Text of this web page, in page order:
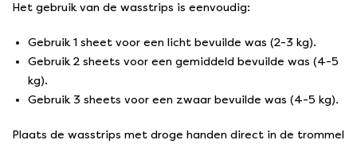
Het gebruik van de wasstrips is eenvoudig:
Gebruik 1 sheet voor een licht bevuilde was (2-3 kg).
Gebruik 2 sheets voor een gemiddeld bevuilde was (4-5
kg).
Gebruik 3 sheets voor een zwaar bevuilde was (4-5 kg).
Plaats de wasstrips met droge handen direct in de trommel